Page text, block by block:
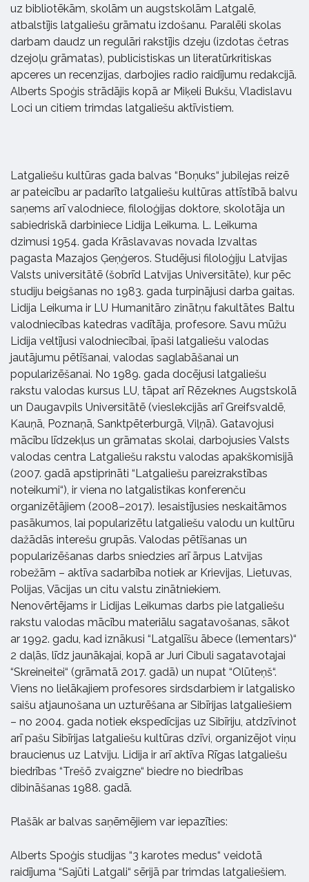
uz bibliotēkām, skolām un augstskolām Latgalē,
atbalstījis latgaliešu grāmatu izdošanu. Paralēli skolas
darbam daudz un regulāri rakstījis dzeju (izdotas četras
dzejoļu grāmatas), publicistiskas un literatūrkritiskas
apceres un recenzijas, darbojies radio raidījumu redakcijā.
Alberts Spoģis strādājis kopā ar Miķeli Bukšu, Vladislavu
Loci un citiem trimdas latgaliešu aktīvistiem.
Latgaliešu kultūras gada balvas “Boņuks“ jubilejas reizē
ar pateicību ar padarīto latgaliešu kultūras attīstībā balvu
saņems arī valodniece, filoloģijas doktore, skolotāja un
sabiedriskā darbiniece Lidija Leikuma. L. Leikuma
dzimusi 1954. gada Krāslavavas novada Izvaltas
pagasta Mazajos Ģeņģeros. Studējusi filoloģiju Latvijas
Valsts universitātē (šobrīd Latvijas Universitāte), kur pēc
studiju beigšanas no 1983. gada turpinājusi darba gaitas.
Lidija Leikuma ir LU Humanitāro zinātņu fakultātes Baltu
valodniecības katedras vadītāja, profesore. Savu mūžu
Lidija veltījusi valodniecībai, īpaši latgaliešu valodas
jautājumu pētīšanai, valodas saglabāšanai un
popularizēšanai. No 1989. gada docējusi latgaliešu
rakstu valodas kursus LU, tāpat arī Rēzeknes Augstskolā
un Daugavpils Universitātē (vieslekcijās arī Greifsvaldē,
Kauņā, Poznaņā, Sanktpēterburgā, Viļņā). Gatavojusi
mācību līdzekļus un grāmatas skolai, darbojusies Valsts
valodas centra Latgaliešu rakstu valodas apakškomisijā
(2007. gadā apstiprināti “Latgaliešu pareizrakstības
noteikumi“), ir viena no latgalistikas konferenču
organizētājiem (2008–2017). Iesaistījusies neskaitāmos
pasākumos, lai popularizētu latgaliešu valodu un kultūru
dažādās interešu grupās. Valodas pētīšanas un
popularizēšanas darbs sniedzies arī ārpus Latvijas
robežām – aktīva sadarbība notiek ar Krievijas, Lietuvas,
Polijas, Vācijas un citu valstu zinātniekiem.
Nenovērtējams ir Lidijas Leikumas darbs pie latgaliešu
rakstu valodas mācību materiālu sagatavošanas, sākot
ar 1992. gadu, kad iznākusi “Latgalīšu ābece (lementars)“
2 daļās, līdz jaunākajai, kopā ar Juri Cibuli sagatavotajai
“Skreineitei“ (grāmatā 2017. gadā) un nupat “Olūteņš“.
Viens no lielākajiem profesores sirdsdarbiem ir latgalisko
saišu atjaunošana un uzturēšana ar Sibīrijas latgaliešiem
– no 2004. gada notiek ekspedīcijas uz Sibīriju, atdzīvinot
arī pašu Sibīrijas latgaliešu kultūras dzīvi, organizējot viņu
braucienus uz Latviju. Lidija ir arī aktīva Rīgas latgaliešu
biedrības “Trešō zvaigzne“ biedre no biedrības
dibināšanas 1988. gadā.
Plašāk ar balvas saņēmējiem var iepazīties:
Alberts Spoģis studijas “3 karotes medus“ veidotā
raidījuma “Sajūti Latgali“ sērijā par trimdas latgaliešiem.